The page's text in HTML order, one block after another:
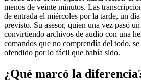
menos de veinte minutos. Las
de entrada el miércoles por la tarde, un
previsto. Su asesor, quien una vez pasó
convirtiendo archivos de audio con una
comandos que no comprendía del todo,
ofendido por lo fácil que había sido.
¿Qué marcó la